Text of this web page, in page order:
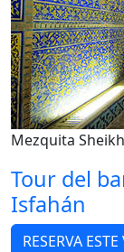
Mezquita
Tour del
Isfahán
RESERVA ESTE